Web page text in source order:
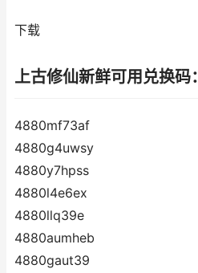
下载
上古修仙新鲜可用兑换码：
4880mf73af
4880g4uwsy
4880y7hpss
4880l4e6ex
4880llq39e
4880aumheb
4880gaut39